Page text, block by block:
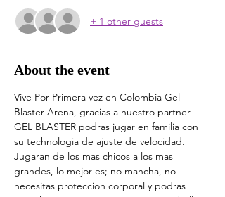
+ 1 other guests
About the event
Vive Por Primera vez en Colombia Gel
Blaster Arena, gracias a nuestro partner
GEL BLASTER podras jugar en familia con
su technologia de ajuste de velocidad.
Jugaran de los mas chicos a los mas
grandes, lo mejor es; no mancha, no
necesitas proteccion corporal y podras